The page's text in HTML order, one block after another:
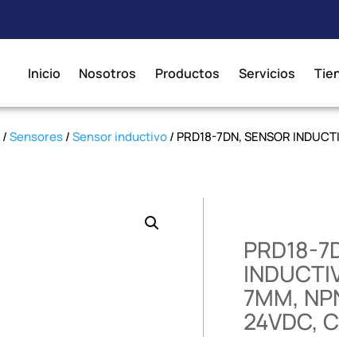
Inicio Nosotros Productos Servicios
/Sensores/Sensor inductivo/ PRD18-7DN, SENSOR
PRD18-
7MM,
24VDC,